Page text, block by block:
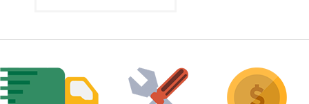
Доставка:БЕСПЛАТНО,